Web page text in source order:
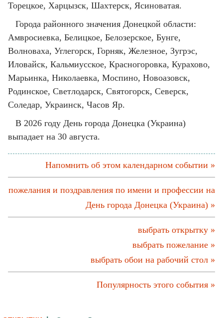
Торецкое, Харцызск, Шахтерск, Ясиноватая.
Города районного значения Донецкой области:
Амвросиевка, Белицкое, Белозерское, Бунге,
Волноваха, Углегорск, Горняк, Железное, Зугрэс,
Иловайск, Кальмиусское, Красногоровка, Курахово,
Марьинка, Николаевка, Моспино, Новоазовск,
Родинское, Светлодарск, Святогорск, Северск,
Соледар, Украинск, Часов Яр.
В 2026 году День города Донецка (Украина)
выпадает на 30 августа.
Напомнить об этом календарном событии »
пожелания и поздравления по имени и профессии на
День города Донецка (Украина) »
выбрать открытку »
выбрать пожелание »
выбрать обои на рабочий стол »
Популярность этого события »